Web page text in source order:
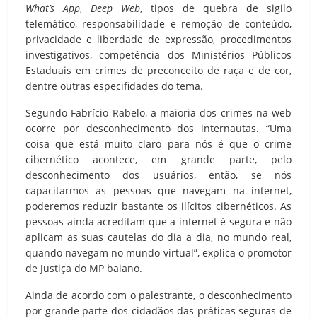
What’s App, Deep Web, tipos de quebra de sigilo
telemático, responsabilidade e remoção de conteúdo,
privacidade e liberdade de expressão, procedimentos
investigativos, competência dos Ministérios Públicos
Estaduais em crimes de preconceito de raça e de cor,
dentre outras especifidades do tema.
Segundo Fabrício Rabelo, a maioria dos crimes na web
ocorre por desconhecimento dos internautas. “Uma
coisa que está muito claro para nós é que o crime
cibernético acontece, em grande parte, pelo
desconhecimento dos usuários, então, se nós
capacitarmos as pessoas que navegam na internet,
poderemos reduzir bastante os ilícitos cibernéticos. As
pessoas ainda acreditam que a internet é segura e não
aplicam as suas cautelas do dia a dia, no mundo real,
quando navegam no mundo virtual”, explica o promotor
de Justiça do MP baiano.
Ainda de acordo com o palestrante, o desconhecimento
por grande parte dos cidadãos das práticas seguras de